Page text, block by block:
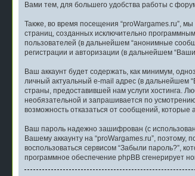
Вами тем, для большего удобства работы с
Также, во время посещения “proWargames.ru”,
страниц, созданных исключительно
пользователей (в дальнейшем “анонимные
регистрации и авторизации (в дальнейшем
Ваш аккаунт будет содержать, как минимум,
личный актуальный e-mail адрес (в дальнейшем
страны, предоставившей нам услуги хостинга.
необязательной и запрашивается по
возможность отказаться от сообщений,
Ваш пароль надежно зашифрован (с
Вашему аккаунту на “proWargames.ru”, поэтому,
воспользоваться сервисом “Забыли пароль?”,
программное обеспечение phpBB сгенерирует